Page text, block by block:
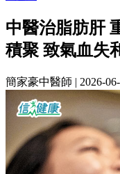
中醫治脂肪肝
積聚 致氣血失
簡家豪中醫師 | 2026-